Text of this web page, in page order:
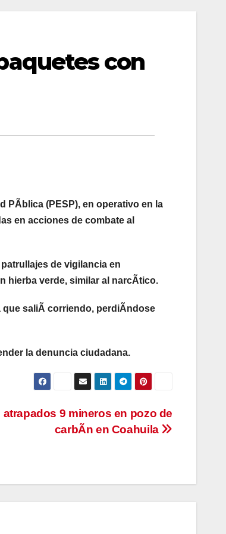
con
PÃblica (PESP), en operativo en la
en acciones de combate al
de vigilancia en
hierba verde, similar al narcÃtico.
que saliÃ corriendo, perdiÃndose
la denuncia ciudadana.
atrapados 9 mineros en pozo de
carbÃn en Coahuila